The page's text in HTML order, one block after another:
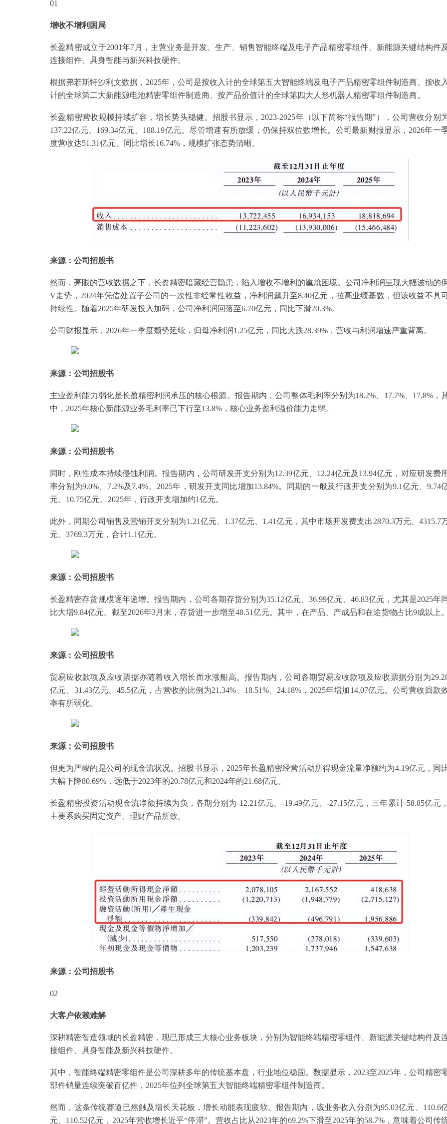
01
增收不增利困局
长盈精密成立于2001年7月，主营业务是开发、生产、销售智能终端及电子产品精密零组件、新能源关键结构件及
连接组件、具身智能与新兴科技硬件。
根据弗若斯特沙利文数据，2025年，公司是按收入计的全球第五大智能终端及电子产品精密零组件制造商、按收
计的全球第二大新能源电池精密零组件制造商、按产品价值计的全球第四大人形机器人精密零组件制造商。
长盈精密营收规模持续扩容，增长势头稳健。招股书显示，2023-2025年（以下简称“报告期”），公司营收分别
137.22亿元、169.34亿元、188.19亿元。尽管增速有所放缓，仍保持双位数增长。公司最新财报显示，2026年一
度营收达51.31亿元、同比增长16.74%，规模扩张态势清晰。
来源：公司招股书
然而，亮眼的营收数据之下，长盈精密暗藏经营隐患，陷入增收不增利的尴尬困境。公司净利润呈现大幅波动的倒
V走势，2024年凭借处置子公司的一次性非经常性收益，净利润飙升至8.40亿元，拉高业绩基数，但该收益不具可
持续性。随着2025年研发投入加码，公司净利润回落至6.70亿元，同比下滑20.3%。
公司财报显示，2026年一季度颓势延续，归母净利润1.25亿元，同比大跌28.39%，营收与利润增速严重背离。
来源：公司招股书
主业盈利能力弱化是长盈精密利润承压的核心根源。报告期内，公司整体毛利率分别为18.2%、17.7%、17.8%，
中，2025年核心新能源业务毛利率已下行至13.8%，核心业务盈利溢价能力走弱。
来源：公司招股书
同时，刚性成本持续侵蚀利润。报告期内，公司研发开支分别为12.39亿元、12.24亿元及13.94亿元，对应研发费用
率分别为9.0%、7.2%及7.4%。2025年，研发开支同比增加13.84%。同期的一般及行政开支分别为9.1亿元、9.74
元、10.75亿元。2025年，行政开支增加约1亿元。
此外，同期公司销售及营销开支分别为1.21亿元、1.37亿元、1.41亿元，其中市场开发费支出2870.3万元、4315.7
元、3769.3万元，合计1.1亿元。
来源：公司招股书
长盈精密存货规模逐年递增。报告期内，公司各期存货分别为35.12亿元、36.99亿元、46.83亿元，尤其是2025年同
比大增9.84亿元。截至2026年3月末，存货进一步增至48.51亿元。其中，在产品、产成品和在途货物占比9成以上。
来源：公司招股书
贸易应收款项及应收票据亦随着收入增长而水涨船高。报告期内，公司各期贸易应收款项及应收票据分别为
亿元、31.43亿元、45.5亿元，占营收的比例为21.34%、18.51%、24.18%，2025年增加14.07亿元。公司营收回款
率有所弱化。
来源：公司招股书
但更为严峻的是公司的现金流状况。招股书显示，2025年长盈精密经营活动所得现金流量净额约为4.19亿元，同
大幅下降80.69%，远低于2023年的20.78亿元和2024年的21.68亿元。
长盈精密投资活动现金流净额持续为负，各期分别为-12.21亿元、-19.49亿元、-27.15亿元，三年累计-58.85亿元，
主要系购买固定资产、理财产品所致。
来源：公司招股书
02
大客户依赖难解
深耕精密智造领域的长盈精密，现已形成三大核心业务板块，分别为智能终端精密零组件、新能源关键结构件及
接组件、具身智能及新兴科技硬件。
其中，智能终端精密零组件是公司深耕多年的传统基本盘，行业地位稳固。数据显示，2023至2025年，公司精密
部件销量连续突破百亿件，2025年位列全球第五大智能终端精密零组件制造商。
然而，这条传统赛道已然触及增长天花板，增长动能表现疲软。报告期内，该业务收入分别为95.03亿元、110.6
元、110.52亿元，2025年营收增长近乎“停滞”。营收占比从2023年的69.2%下滑至2025年的58.7%，意味着公司传